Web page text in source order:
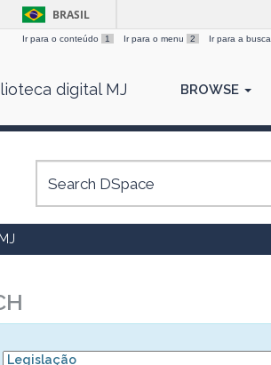
BRASIL
Ir para o conteúdo 1 Ir para o menu 2 Ir para a busca
digital MJ BROWSE